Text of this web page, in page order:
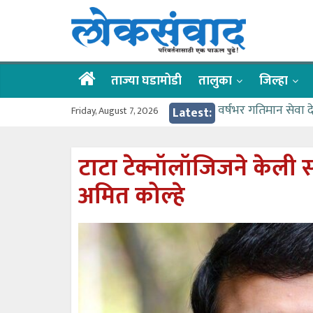
लोकसंवाद
ताज्या
घडामोडी
ताज्या घडामोडी तालुका जिल्हा
Friday, August 7, 2026 Latest: वर्षभर गतिमान
आत्मामालिक
ईच्छा आणि
टाटा टेक्नॉलॉजिजने केली
अमित कोल्हे